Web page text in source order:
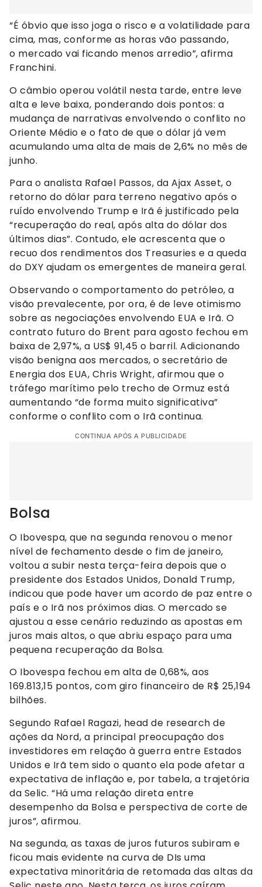
“É óbvio que isso joga o risco e a volatilidade para
cima, mas, conforme as horas vão passando,
o mercado vai ficando menos arredio”, afirma
Franchini.
O câmbio operou volátil nesta tarde, entre leve
alta e leve baixa, ponderando dois pontos: a
mudança de narrativas envolvendo o conflito no
Oriente Médio e o fato de que o dólar já vem
acumulando uma alta de mais de 2,6% no mês de
junho.
Para o analista Rafael Passos, da Ajax Asset, o
retorno do dólar para terreno negativo após o
ruído envolvendo Trump e Irã é justificado pela
“recuperação do real, após alta do dólar dos
últimos dias”. Contudo, ele acrescenta que o
recuo dos rendimentos dos Treasuries e a queda
do DXY ajudam os emergentes de maneira geral.
Observando o comportamento do petróleo, a
visão prevalecente, por ora, é de leve otimismo
sobre as negociações envolvendo EUA e Irã. O
contrato futuro do Brent para agosto fechou em
baixa de 2,97%, a US$ 91,45 o barril. Adicionando
visão benigna aos mercados, o secretário de
Energia dos EUA, Chris Wright, afirmou que o
tráfego marítimo pelo trecho de Ormuz está
aumentando “de forma muito significativa”
conforme o conflito com o Irã continua.
CONTINUA APÓS A PUBLICIDADE
Bolsa
O Ibovespa, que na segunda renovou o menor
nível de fechamento desde o fim de janeiro,
voltou a subir nesta terça-feira depois que o
presidente dos Estados Unidos, Donald Trump,
indicou que pode haver um acordo de paz entre o
país e o Irã nos próximos dias. O mercado se
ajustou a esse cenário reduzindo as apostas em
juros mais altos, o que abriu espaço para uma
pequena recuperação da Bolsa.
O Ibovespa fechou em alta de 0,68%, aos
169.813,15 pontos, com giro financeiro de R$ 25,194
bilhões.
Segundo Rafael Ragazi, head de research de
ações da Nord, a principal preocupação dos
investidores em relação à guerra entre Estados
Unidos e Irã tem sido o quanto ela pode afetar a
expectativa de inflação e, por tabela, a trajetória
da Selic. “Há uma relação direta entre
desempenho da Bolsa e perspectiva de corte de
juros”, afirmou.
Na segunda, as taxas de juros futuros subiram e
ficou mais evidente na curva de DIs uma
expectativa minoritária de retomada das altas da